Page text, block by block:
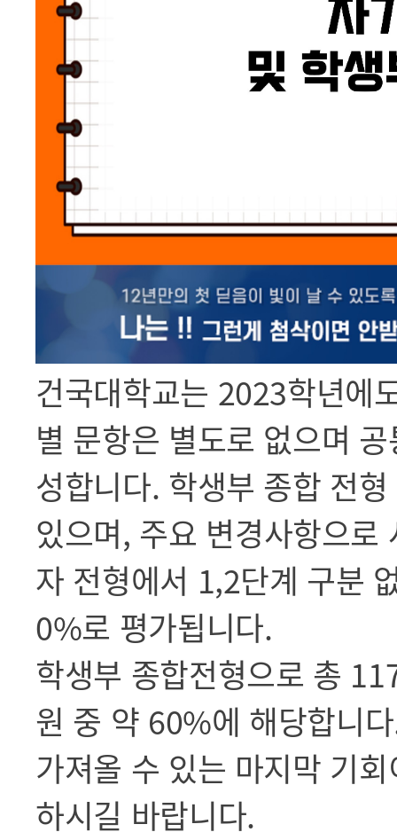
건국대학교는 2023학년에
별 문항은 별도로 없으며
성합니다. 학생부 종합 전
있으며, 주요 변경사항으로
자 전형에서 1,2단계 구분
0%로 평가됩니다.
학생부 종합전형으로 총
원 중 약 60%에 해당합니
가져올 수 있는 마지막 기
하시길 바랍니다.